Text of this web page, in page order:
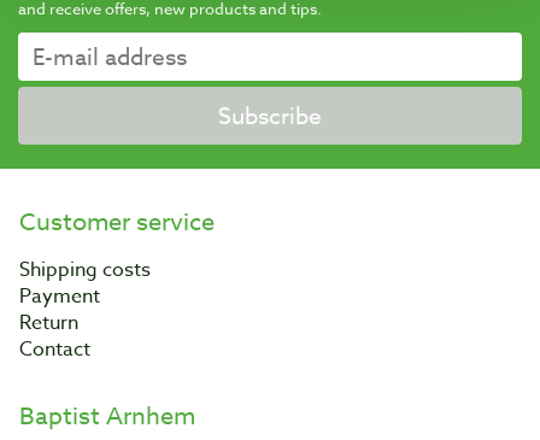
and receive offers, new products and tips.
Subscribe
Customer service
Shipping costs
Payment
Return
Contact
Baptist Arnhem